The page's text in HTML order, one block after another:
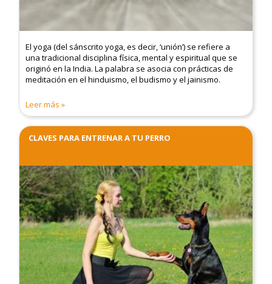
El yoga (del sánscrito yoga, es decir, ‘unión’) se refiere a
una tradicional disciplina física, mental y espiritual que se
originó en la India. La palabra se asocia con prácticas de
meditación en el hinduismo, el budismo y el jainismo.
Leer más
CLAVES PARA ENTRENAR A TU PERRO